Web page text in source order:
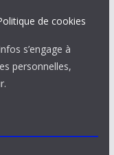
de cookies
s’engage à
personnelles,